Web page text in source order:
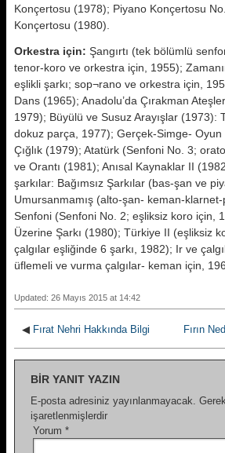
Konçertosu (1978); Piyano Konçertosu
Konçertosu (1980).
Orkestra için: Şangırtı (tek bölümlü
tenor-koro ve orkestra için, 1955);
eşlikli şarkı; sop¬rano ve orkestra için,
Dans (1965); Anadolu’da Çırakman
1979); Büyülü ve Susuz Arayışlar (1973):
dokuz parça, 1977); Gerçek-Simge-
Çığlık (1979); Atatürk (Senfoni No. 3;
ve Orantı (1981); Anısal Kaynaklar II
şarkılar: Bağımsız Şarkılar (bas-şan ve
Umursanmamış (alto-şan- keman-
Senfoni (Senfoni No. 2; eşliksiz koro için,
Üzerine Şarkı (1980); Türkiye II (eşliksiz
çalgılar eşliğinde 6 şarkı, 1982); Ir ve
üflemeli ve vurma çalgılar- keman için,
Updated: 26 Mayıs 2015 at 14:42
◀ Fırat Nehri Hakkında Bilgi Fırın
BIR YANIT YAZIN
E-posta adresiniz yayınlanmayacak.
işaretlenmişlerdir
Yorum *